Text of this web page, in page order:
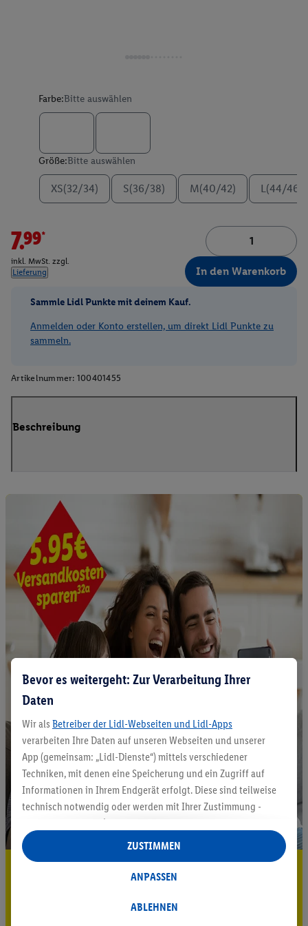
Farbe:Bitte auswählen
Größe:Bitte auswählen
XS(32/34) S(36/38) M(40/42) L(44/46)
7.99*
inkl. MwSt. zzgl.
Lieferung
In den Warenkorb
Sammle Lidl Punkte mit deinem Kauf.
Anmelden oder Konto erstellen, um direkt Lidl Punkte zu
sammeln.
Artikelnummer: 100401455
Beschreibung
5.95 € Versand sparen³²ᵃ
Bevor es weitergeht: Zur Verarbeitung Ihrer
Daten
Wir als Betreiber der Lidl-Webseiten und Lidl-Apps
verarbeiten Ihre Daten auf unseren Webseiten und unserer
App (gemeinsam: „Lidl-Dienste“) mittels verschiedener
Techniken, mit denen eine Speicherung und ein Zugriff auf
Informationen in Ihrem Endgerät erfolgt. Diese sind teilweise
technisch notwendig oder werden mit Ihrer Zustimmung -
auch durch Partner (u.a.
Verantwortliche; im Zusammenhang mit dem IAB TCF
insgesamt
Statistik-Erstellung oder für personalisierte Werbung
Datenverarbeitungen für personalisierte Werbung werden
ABLEHNEN
ANPASSEN
ZUSTIMMEN